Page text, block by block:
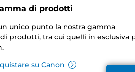
di prodotti
unico punto la nostra gamma
prodotti, tra cui quelli in esclusiva
su Canon